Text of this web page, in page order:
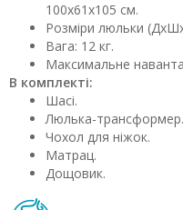
100х61х105 см.
Розміри люльки
Вага: 12 кг.
Максимальне
В комплекті:
Шасі.
Люлька-трансформер.
Чохол для ніжок.
Матрац.
Дощовик.